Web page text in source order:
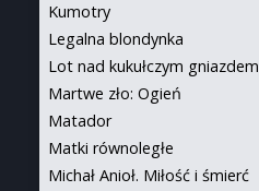
Kumotry
Legalna blondynka
Lot nad kukułczym gniazdem
Martwe zło: Ogień
Matador
Matki równoległe
Michał Anioł. Miłość i śmierć